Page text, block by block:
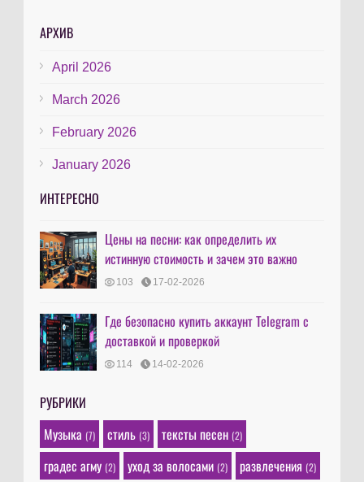
АРХИВ
April 2026
March 2026
February 2026
January 2026
ИНТЕРЕСНО
Цены на песни: как определить их
истинную стоимость и зачем это важно
103 17-02-2026
Где безопасно купить аккаунт Telegram с
доставкой и проверкой
114 14-02-2026
РУБРИКИ
Музыка (7) стиль (3) тексты песен (2)
градес агму (2) уход за волосами (2) развлечения (2)